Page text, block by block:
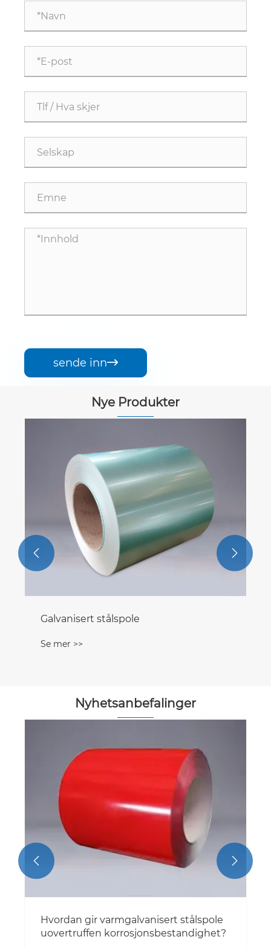
sende inn
Nye Produkter
Galvanisert stålspole
Se mer >>
 
Nyhetsanbefalinger
Hvordan gir varmgalvanisert stålspole
uovertruffen korrosjonsbestandighet?
 